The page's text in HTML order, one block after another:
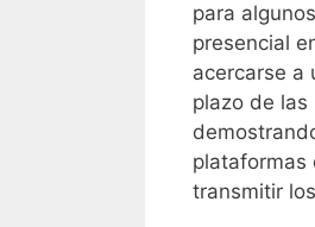
para
presencial
acercarse a
plazo de
plataformas
transmitir